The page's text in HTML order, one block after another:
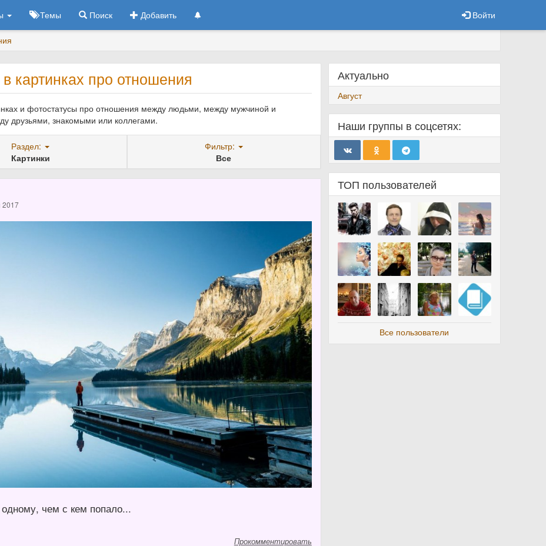
Темы Поиск Добавить Войти
картинках про отношения
и фотостатусы про отношения между людьми, между мужчиной и
друзьями, знакомыми или коллегами.
Раздел:
Картинки
Фильтр:
Все
2017
чем с кем попало...
Прокомментировать
Актуально
Август
Наши группы в соцсетях:
ТОП пользователей
Все пользователи